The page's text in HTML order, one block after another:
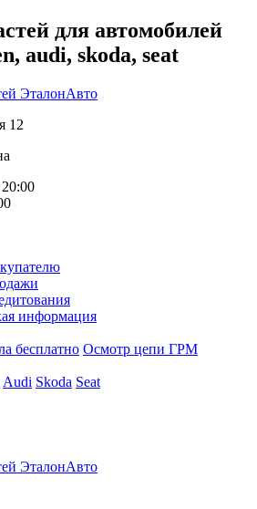
для автомобилей
audi, skoda, seat
12
20:00
информация
бесплатно Осмотр цепи ГРМ
Audi Skoda Seat